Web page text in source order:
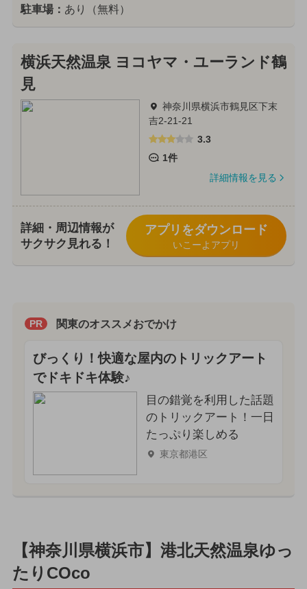
駐車場： あり（無料）
横浜天然温泉 ヨコヤマ・ユーランド鶴
見
神奈川県横浜市鶴見区下末
吉2-21-21
3.3
1件
詳細情報を見る
詳細・周辺情報が
サクサク見れる！
アプリをダウンロード
いこーよアプリ
PR 関東のオススメおでかけ
びっくり！快適な屋内のトリックアート
でドキドキ体験♪
目の錯覚を利用した話題
のトリックアート！一日
たっぷり楽しめる
東京都港区
【神奈川県横浜市】港北天然温泉ゆっ
たりCOco